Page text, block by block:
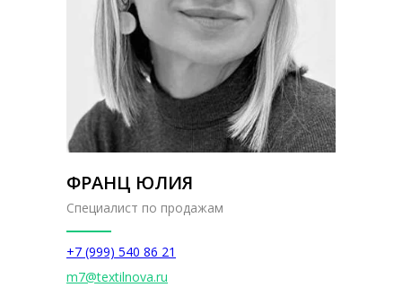
ФРАНЦ ЮЛИЯ
Специалист по продажам
+7 (999) 540 86 21
m7@textilnova.ru